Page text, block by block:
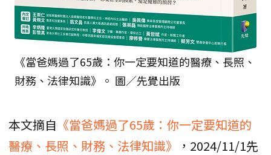
《當爸媽過了65歲：你一定要知道的醫療、長照、
財務、法律知識》。 圖／先覺出版
本文摘自 《當爸媽過了65歲：你一定要知道的
醫療、長照、財務、法律知識》
，2024/11/1先